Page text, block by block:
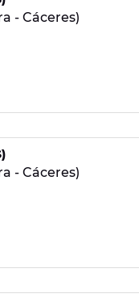
- Cáceres)
- Cáceres)